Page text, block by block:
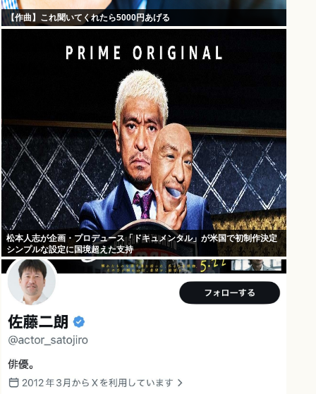
【作曲】これ聞いてくれたら5000円あげる
松本人志が企画・プロデュース「ドキュメンタル」が米国で初制作決定
シンプルな設定に国境超えた支持